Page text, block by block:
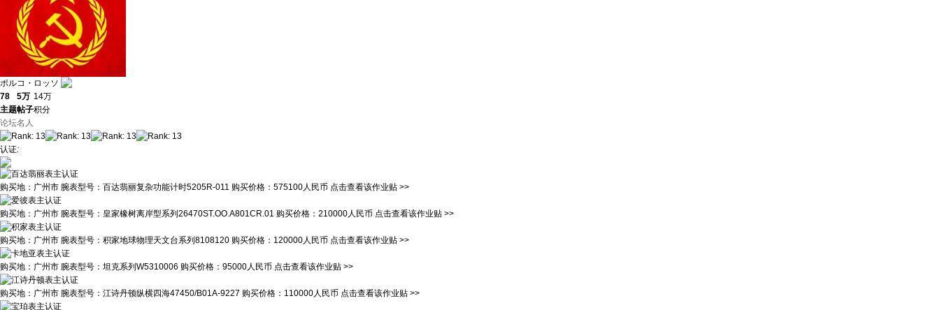
ポルコ・ロッソ
78
主题
5万
帖子
14万
积分
论坛名人
认证:
购买地： 广州市 腕表型号： 百达翡丽复杂功能计时5205R-011 购买价格： 575100人民币 点击查看该作业贴 >>
购买地： 广州市 腕表型号： 皇家橡树离岸型系列26470ST.OO.A801CR.01 购买价格： 210000人民币 点击查看该作业贴 >>
购买地： 广州市 腕表型号： 积家地球物理天文台系列8108120 购买价格： 120000人民币 点击查看该作业贴 >>
购买地： 广州市 腕表型号： 坦克系列W5310006 购买价格： 95000人民币 点击查看该作业贴 >>
购买地： 广州市 腕表型号： 江诗丹顿纵横四海47450/B01A-9227 购买价格： 110000人民币 点击查看该作业贴 >>